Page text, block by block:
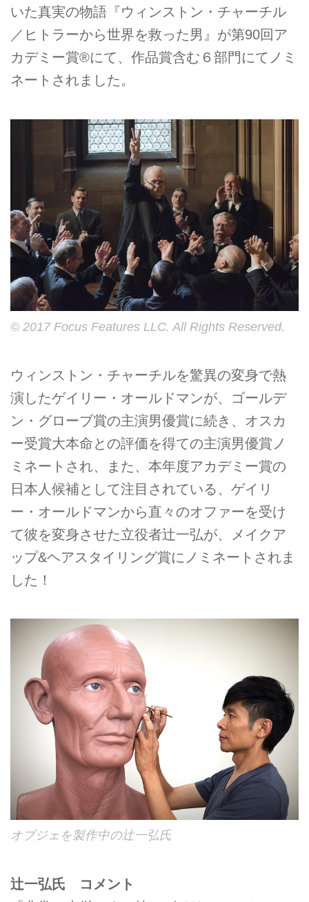
いた真実の物語『ウィンストン・チャーチル
／ヒトラーから世界を救った男』が第90回ア
カデミー賞®にて、作品賞含む６部門にてノミ
ネートされました。
© 2017 Focus Features LLC. All Rights Reserved.
ウィンストン・チャーチルを驚異の変身で熱
演したゲイリー・オールドマンが、ゴールデ
ン・グローブ賞の主演男優賞に続き、オスカ
ー受賞大本命との評価を得ての主演男優賞ノ
ミネートされ、また、本年度アカデミー賞の
日本人候補として注目されている、ゲイリ
ー・オールドマンから直々のオファーを受け
て彼を変身させた立役者辻一弘が、メイクア
ップ&ヘアスタイリング賞にノミネートされま
した！
オブジェを製作中の辻一弘氏
辻一弘氏 コメント